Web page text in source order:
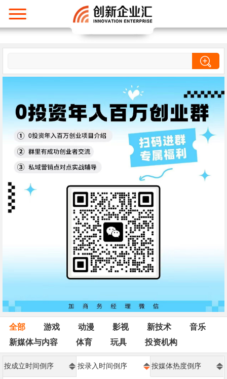
全部 游戏 动漫 影视 新技术
音乐
新媒体与内容
体育 玩具 投资机构
按成立时间倒序 按录入时间倒序 按媒体热度倒序